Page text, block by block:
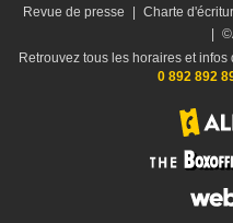
Revue de presse
| Charte
|
Retrouvez tous les horaires et
0 892 892